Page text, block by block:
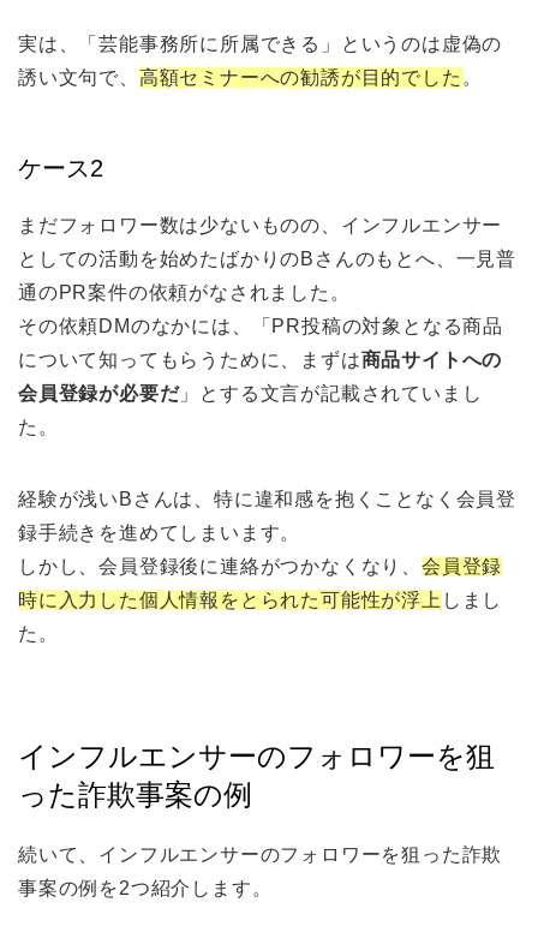
実は、「芸能事務所に所属できる」というのは虚偽の
誘い文句で、 高額セミナーへの勧誘が目的でした 。
ケース2
まだフォロワー数は少ないものの、インフルエンサー
としての活動を始めたばかりのBさんのもとへ、一見普
通のPR案件の依頼がなされました。
その依頼DMのなかには、「PR投稿の対象となる商品
について知ってもらうために、まずは商品サイトへの
会員登録が必要だ」とする文言が記載されていまし
た。
経験が浅いBさんは、特に違和感を抱くことなく会員登
録手続きを進めてしまいます。
しかし、会員登録後に連絡がつかなくなり、 会員登録
時に入力した個人情報をとられた可能性が浮上 しまし
た。
インフルエンサーのフォロワーを狙
った詐欺事案の例
続いて、インフルエンサーのフォロワーを狙った詐欺
事案の例を2つ紹介します。